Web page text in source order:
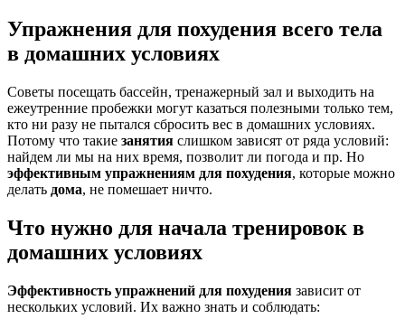
Упражнения для похудения всего тела
в домашних условиях
Советы посещать бассейн, тренажерный зал и выходить на
ежеутренние пробежки могут казаться полезными только тем,
кто ни разу не пытался сбросить вес в домашних условиях.
Потому что такие занятия слишком зависят от ряда условий:
найдем ли мы на них время, позволит ли погода и пр. Но
эффективным упражнениям для похудения, которые можно
делать дома, не помешает ничто.
Что нужно для начала тренировок в
домашних условиях
Эффективность упражнений для похудения зависит от
нескольких условий. Их важно знать и соблюдать: